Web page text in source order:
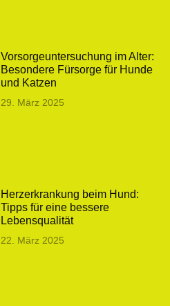
Vorsorgeuntersuchung im Alter:
Besondere Fürsorge für Hunde
und Katzen
29. März 2025
Herzerkrankung beim Hund:
Tipps für eine bessere
Lebensqualität
22. März 2025